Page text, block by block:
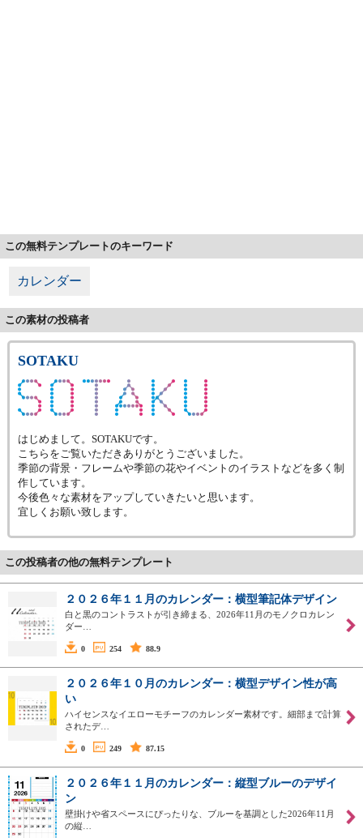
この無料テンプレートのキーワード
カレンダー
この素材の投稿者
SOTAKU
はじめまして。SOTAKUです。
こちらをご覧いただきありがとうございました。
季節の背景・フレームや季節の花やイベントのイラストなどを多く制
作しています。
今後色々な素材をアップしていきたいと思います。
宜しくお願い致します。
この投稿者の他の無料テンプレート
２０２６年１１月のカレンダー：横型筆記体デザイン
白と黒のコントラストが引き締まる、2026年11月のモノクロカレン
ダー…
0 254 88.9
２０２６年１０月のカレンダー：横型デザイン性が高
い
ハイセンスなイエローモチーフのカレンダー素材です。細部まで計算
されたデ…
0 249 87.15
２０２６年１１月のカレンダー：縦型ブルーのデザイ
ン
壁掛けや省スペースにぴったりな、ブルーを基調とした2026年11月
の縦…